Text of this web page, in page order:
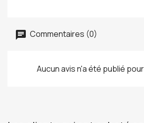
Commentaires (0)
Aucun avis n'a été publié